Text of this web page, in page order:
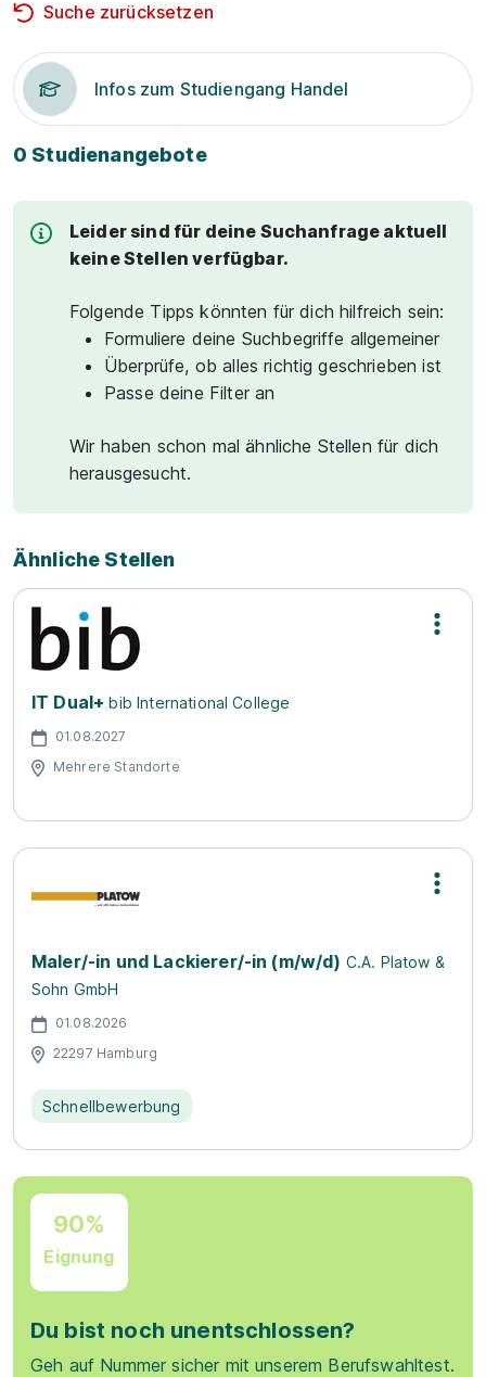
Suche zurücksetzen
Infos zum Studiengang Handel
0 Studienangebote
Leider sind für deine Suchanfrage aktuell
keine Stellen verfügbar.
Folgende Tipps könnten für dich hilfreich sein:
Formuliere deine Suchbegriffe allgemeiner
Überprüfe, ob alles richtig geschrieben ist
Passe deine Filter an
Wir haben schon mal ähnliche Stellen für dich
herausgesucht.
Ähnliche Stellen
IT Dual+ bib International College
01.08.2027
Mehrere Standorte
Maler/-in und Lackierer/-in (m/w/d) C.A. Platow &
Sohn GmbH
01.08.2026
22297 Hamburg
Schnellbewerbung
90%
Eignung
Du bist noch unentschlossen?
Geh auf Nummer sicher mit unserem Berufswahltest.